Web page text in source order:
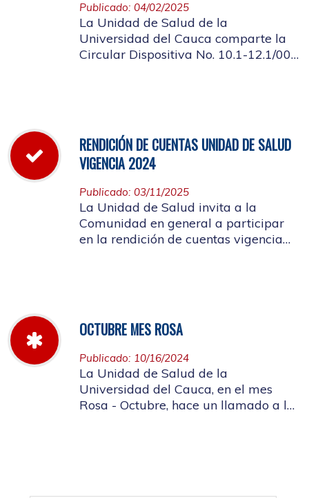
Publicado: 04/02/2025
La Unidad de Salud de la
Universidad del Cauca comparte la
Circular Dispositiva No. 10.1-12.1/002
RENDICIÓN DE CUENTAS UNIDAD DE SALUD
VIGENCIA 2024
Publicado: 03/11/2025
La Unidad de Salud invita a la
Comunidad en general a participar
en la rendición de cuentas vigencia
OCTUBRE MES ROSA
Publicado: 10/16/2024
La Unidad de Salud de la
Universidad del Cauca, en el mes
Rosa - Octubre, hace un llamado a la